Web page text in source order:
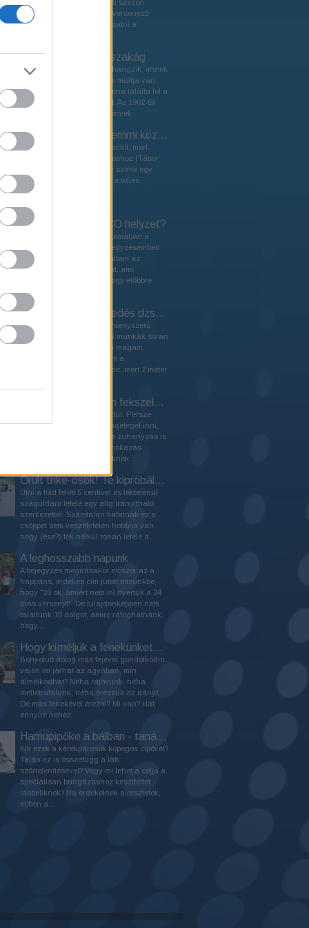
mountain bike és országúti szezon
holtidejében van. Minden versenyző
számára ideális lehet beiktatni a
A cyclocross, mint szakág
A szakág bár újkeletűnek hangzik, ennek
ellenére több mint 100 éves múltja van.
Eredetileg egy francia katona találta fel a
lovaglás alternatívájaként. Az 1902-től
rendezett cyclocross versenyek...
Világbajnokság a semmi közepén
A cím ne tévesszen meg senkit, mert
nagyon is közel volt a városhoz (Tábor,
Csehország), ugyanakkor szinte egy
puszta közepén készült el a teljes
verseny egy igen komoly
Hogy áll a hazai XCO helyzet?
A hazai versenyrendszer témában a
Bikemagra írt múltkori bejegyzésemben
kissé szomorúan tapasztaltam az
információáramlás hiányát, ami
elengedhetetlen ahhoz, hogy előbbre
léphessünk a...
Közelharc a közlekedés dzsungelében
Amikor 18 évesen, 5 év versenyszerű
kerékpározás után a nyári munkák során
egy teherautóban találtam magam,
megváltozott a szemléletem a
közlekedésről. No nem azért, mert 2 méter
Csak nyomod aztán fekszel…
… mindezt 24 órán keresztül. Persze
közben kell enni is, sőt rengeteget inni,
valamint a menetek után a zuhanyzás is
ajánlott. Az egész napos mókázás
megterhelő testnek és léleknek...
Őrült trike-osok! Te kipróbálnád?
Ülni a föld felett 5 centivel és féktelenül
száguldani lefelé egy alig irányítható
szerkezettel. Számtalan fiatalnak ez a
csöppet sem veszélytelen hobbija van,
hogy (ész?) fék nélkül rohan lefelé a...
A leghosszabb napunk
A bejegyzés megírásakor először az a
frappáns, érdekes cím jutott eszünkbe,
hogy "10 ok, amiért nem mi nyertük a 24
órás versenyt". De tulajdonképpen nem
találtunk 10 dolgot, amire ráfoghatnánk,
hogy...
Hogy kíméljük a fenekünket? Válasszunk megfelelő nyerget!
Bonyolult dolog más fejével gondolkodni,
vajon mi járhat az agyában, min
álmélkodhat? Néha rájövünk, néha
mellétrafálunk, néha érezzük az irányt.
De más fenekével érezni? Mi van? Hát
ennyire nehéz...
Hamupipőke a bálban - tanácsok cipővásárláshoz
Kik ezek a kerékpárosok kopogós cipővel?
Talán ez is összefügg a láb
szőrtelenítésével? Vagy mi lehet a célja a
speciálisan bringázáshoz készítettet
lábbeliknek? Ha érdekelnek a részletek,
ebben a...